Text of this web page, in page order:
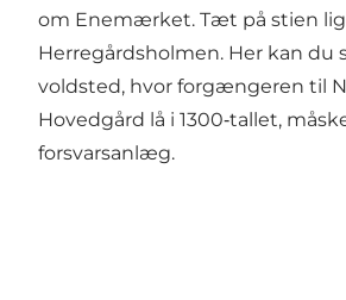
om Enemærket. Tæt på stien
Herregårdsholmen. Her kan du
voldsted, hvor forgængeren til
Hovedgård lå i 1300‑tallet,
forsvarsanlæg.